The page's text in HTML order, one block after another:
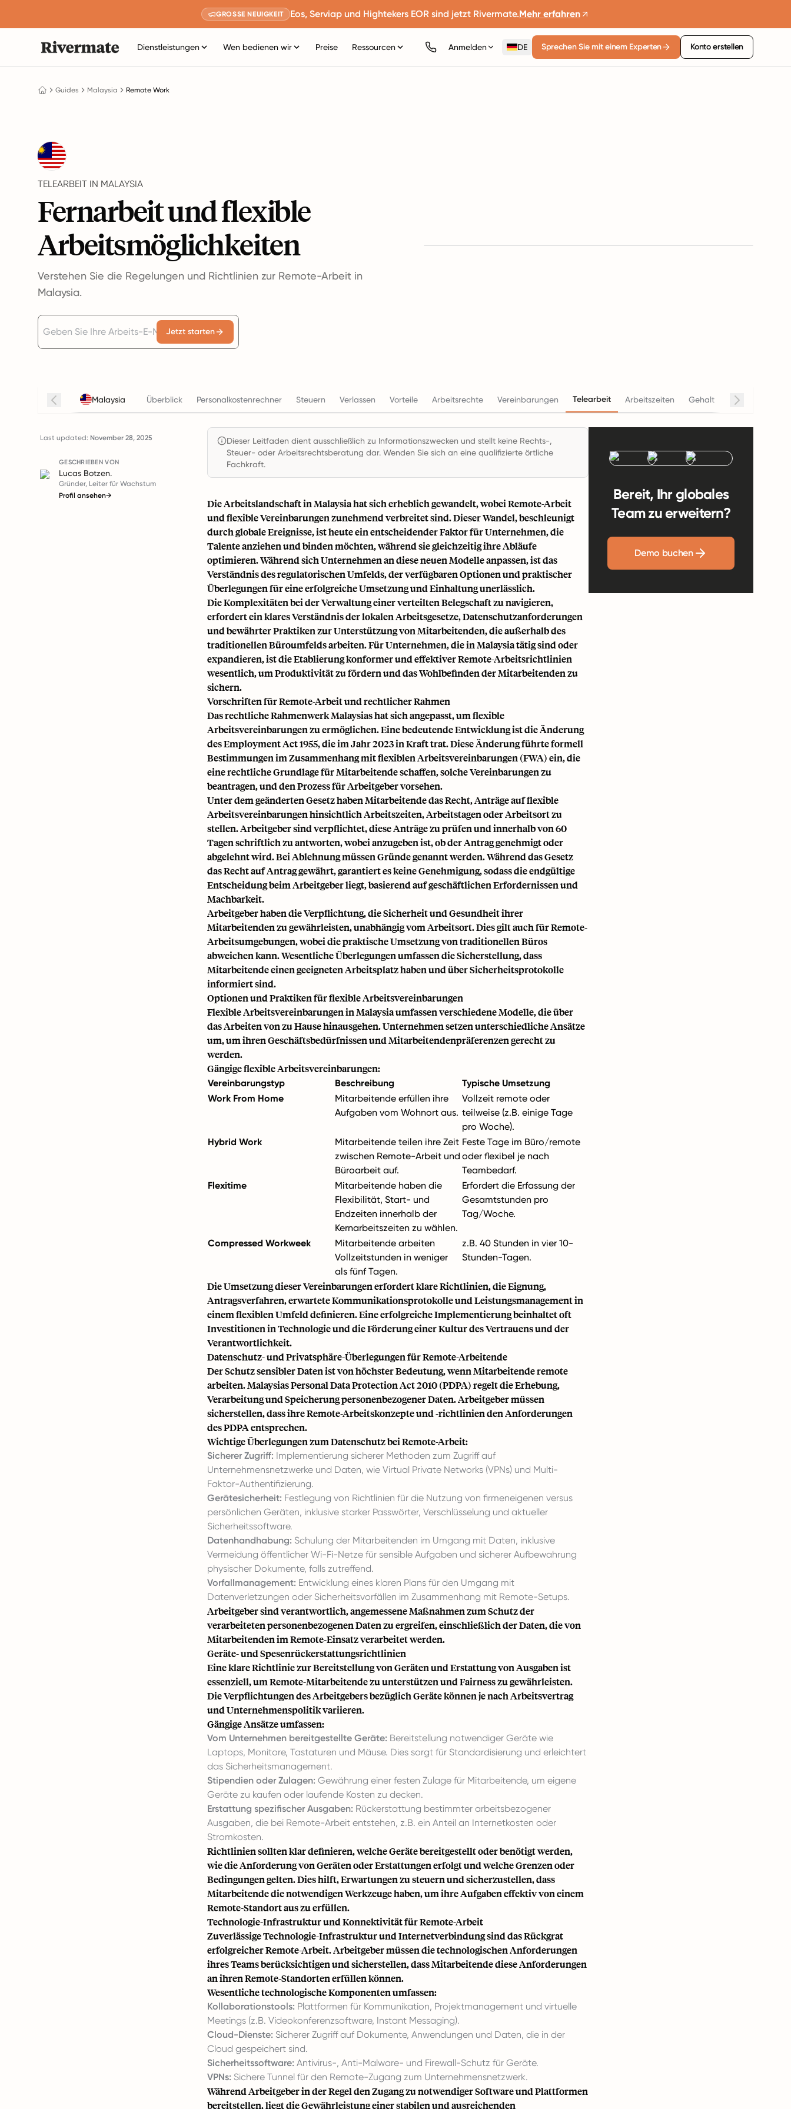
GROSSE NEUIGKEIT Eos, Serviap und Hightekers EOR sind jetzt Rivermate.Mehr erfahren
Dienstleistungen Wen bedienen wir Preise Ressourcen Anmelden DE Sprechen Sie mit einem Experten Konto erstellen
Guides Malaysia Remote Work
TELEARBEIT IN MALAYSIA
Fernarbeit und flexible
Arbeitsmöglichkeiten
Verstehen Sie die Regelungen und Richtlinien zur Remote-Arbeit in
Malaysia.
Jetzt starten
Malaysia Überblick Personalkostenrechner Steuern Verlassen Vorteile Arbeitsrechte Vereinbarungen Telearbeit Arbeitszeiten Gehalt Beendigung
Last updated: November 28, 2025
GESCHRIEBEN VON
Lucas Botzen.
Gründer, Leiter für Wachstum
Profil ansehen→
Dieser Leitfaden dient ausschließlich zu Informationszwecken und stellt keine Rechts-,
Steuer- oder Arbeitsrechtsberatung dar. Wenden Sie sich an eine qualifizierte örtliche
Fachkraft.
Die Arbeitslandschaft in Malaysia hat sich erheblich gewandelt, wobei Remote-Arbeit
und flexible Vereinbarungen zunehmend verbreitet sind. Dieser Wandel, beschleunigt
durch globale Ereignisse, ist heute ein entscheidender Faktor für Unternehmen, die
Talente anziehen und binden möchten, während sie gleichzeitig ihre Abläufe
optimieren. Während sich Unternehmen an diese neuen Modelle anpassen, ist das
Verständnis des regulatorischen Umfelds, der verfügbaren Optionen und praktischer
Überlegungen für eine erfolgreiche Umsetzung und Einhaltung unerlässlich.
Die Komplexitäten bei der Verwaltung einer verteilten Belegschaft zu navigieren,
erfordert ein klares Verständnis der lokalen Arbeitsgesetze, Datenschutzanforderungen
und bewährter Praktiken zur Unterstützung von Mitarbeitenden, die außerhalb des
traditionellen Büroumfelds arbeiten. Für Unternehmen, die in Malaysia tätig sind oder
expandieren, ist die Etablierung konformer und effektiver Remote-Arbeitsrichtlinien
wesentlich, um Produktivität zu fördern und das Wohlbefinden der Mitarbeitenden zu
sichern.
Vorschriften für Remote-Arbeit und rechtlicher Rahmen
Das rechtliche Rahmenwerk Malaysias hat sich angepasst, um flexible
Arbeitsvereinbarungen zu ermöglichen. Eine bedeutende Entwicklung ist die Änderung
des Employment Act 1955, die im Jahr 2023 in Kraft trat. Diese Änderung führte formell
Bestimmungen im Zusammenhang mit flexiblen Arbeitsvereinbarungen (FWA) ein, die
eine rechtliche Grundlage für Mitarbeitende schaffen, solche Vereinbarungen zu
beantragen, und den Prozess für Arbeitgeber vorsehen.
Unter dem geänderten Gesetz haben Mitarbeitende das Recht, Anträge auf flexible
Arbeitsvereinbarungen hinsichtlich Arbeitszeiten, Arbeitstagen oder Arbeitsort zu
stellen. Arbeitgeber sind verpflichtet, diese Anträge zu prüfen und innerhalb von 60
Tagen schriftlich zu antworten, wobei anzugeben ist, ob der Antrag genehmigt oder
abgelehnt wird. Bei Ablehnung müssen Gründe genannt werden. Während das Gesetz
das Recht auf Antrag gewährt, garantiert es keine Genehmigung, sodass die endgültige
Entscheidung beim Arbeitgeber liegt, basierend auf geschäftlichen Erfordernissen und
Machbarkeit.
Arbeitgeber haben die Verpflichtung, die Sicherheit und Gesundheit ihrer
Mitarbeitenden zu gewährleisten, unabhängig vom Arbeitsort. Dies gilt auch für Remote-
Arbeitsumgebungen, wobei die praktische Umsetzung von traditionellen Büros
abweichen kann. Wesentliche Überlegungen umfassen die Sicherstellung, dass
Mitarbeitende einen geeigneten Arbeitsplatz haben und über Sicherheitsprotokolle
informiert sind.
Optionen und Praktiken für flexible Arbeitsvereinbarungen
Flexible Arbeitsvereinbarungen in Malaysia umfassen verschiedene Modelle, die über
das Arbeiten von zu Hause hinausgehen. Unternehmen setzen unterschiedliche Ansätze
um, um ihren Geschäftsbedürfnissen und Mitarbeitendenpräferenzen gerecht zu
werden.
Gängige flexible Arbeitsvereinbarungen:
Vereinbarungstyp Beschreibung
Typische Umsetzung
Work From Home
Mitarbeitende erfüllen ihre
Aufgaben vom Wohnort aus.
Vollzeit remote oder
teilweise (z.B. einige Tage
pro Woche).
Hybrid Work
Mitarbeitende teilen ihre Zeit
zwischen Remote-Arbeit und
Büroarbeit auf.
Feste Tage im Büro/remote
oder flexibel je nach
Teambedarf.
Flexitime
Mitarbeitende haben die
Flexibilität, Start- und
Endzeiten innerhalb der
Kernarbeitszeiten zu wählen.
Erfordert die Erfassung der
Gesamtstunden pro
Tag/Woche.
Compressed Workweek
Mitarbeitende arbeiten
Vollzeitstunden in weniger
als fünf Tagen.
z.B. 40 Stunden in vier 10-
Stunden-Tagen.
Die Umsetzung dieser Vereinbarungen erfordert klare Richtlinien, die Eignung,
Antragsverfahren, erwartete Kommunikationsprotokolle und Leistungsmanagement in
einem flexiblen Umfeld definieren. Eine erfolgreiche Implementierung beinhaltet oft
Investitionen in Technologie und die Förderung einer Kultur des Vertrauens und der
Verantwortlichkeit.
Datenschutz- und Privatsphäre-Überlegungen für Remote-Arbeitende
Der Schutz sensibler Daten ist von höchster Bedeutung, wenn Mitarbeitende remote
arbeiten. Malaysias Personal Data Protection Act 2010 (PDPA) regelt die Erhebung,
Verarbeitung und Speicherung personenbezogener Daten. Arbeitgeber müssen
sicherstellen, dass ihre Remote-Arbeitskonzepte und -richtlinien den Anforderungen
des PDPA entsprechen.
Wichtige Überlegungen zum Datenschutz bei Remote-Arbeit:
Sicherer Zugriff: Implementierung sicherer Methoden zum Zugriff auf
Unternehmensnetzwerke und Daten, wie Virtual Private Networks (VPNs) und Multi-
Faktor-Authentifizierung.
Gerätesicherheit: Festlegung von Richtlinien für die Nutzung von firmeneigenen versus
persönlichen Geräten, inklusive starker Passwörter, Verschlüsselung und aktueller
Sicherheitssoftware.
Datenhandhabung: Schulung der Mitarbeitenden im Umgang mit Daten, inklusive
Vermeidung öffentlicher Wi-Fi-Netze für sensible Aufgaben und sicherer Aufbewahrung
physischer Dokumente, falls zutreffend.
Vorfallmanagement: Entwicklung eines klaren Plans für den Umgang mit
Datenverletzungen oder Sicherheitsvorfällen im Zusammenhang mit Remote-Setups.
Arbeitgeber sind verantwortlich, angemessene Maßnahmen zum Schutz der
verarbeiteten personenbezogenen Daten zu ergreifen, einschließlich der Daten, die von
Mitarbeitenden im Remote-Einsatz verarbeitet werden.
Geräte- und Spesenrückerstattungsrichtlinien
Eine klare Richtlinie zur Bereitstellung von Geräten und Erstattung von Ausgaben ist
essenziell, um Remote-Mitarbeitende zu unterstützen und Fairness zu gewährleisten.
Die Verpflichtungen des Arbeitgebers bezüglich Geräte können je nach Arbeitsvertrag
und Unternehmenspolitik variieren.
Gängige Ansätze umfassen:
Vom Unternehmen bereitgestellte Geräte: Bereitstellung notwendiger Geräte wie
Laptops, Monitore, Tastaturen und Mäuse. Dies sorgt für Standardisierung und erleichtert
das Sicherheitsmanagement.
Stipendien oder Zulagen: Gewährung einer festen Zulage für Mitarbeitende, um eigene
Geräte zu kaufen oder laufende Kosten zu decken.
Erstattung spezifischer Ausgaben: Rückerstattung bestimmter arbeitsbezogener
Ausgaben, die bei Remote-Arbeit entstehen, z.B. ein Anteil an Internetkosten oder
Stromkosten.
Richtlinien sollten klar definieren, welche Geräte bereitgestellt oder benötigt werden,
wie die Anforderung von Geräten oder Erstattungen erfolgt und welche Grenzen oder
Bedingungen gelten. Dies hilft, Erwartungen zu steuern und sicherzustellen, dass
Mitarbeitende die notwendigen Werkzeuge haben, um ihre Aufgaben effektiv von einem
Remote-Standort aus zu erfüllen.
Technologie-Infrastruktur und Konnektivität für Remote-Arbeit
Zuverlässige Technologie-Infrastruktur und Internetverbindung sind das Rückgrat
erfolgreicher Remote-Arbeit. Arbeitgeber müssen die technologischen Anforderungen
ihres Teams berücksichtigen und sicherstellen, dass Mitarbeitende diese Anforderungen
an ihren Remote-Standorten erfüllen können.
Wesentliche technologische Komponenten umfassen:
Kollaborationstools: Plattformen für Kommunikation, Projektmanagement und virtuelle
Meetings (z.B. Videokonferenzsoftware, Instant Messaging).
Cloud-Dienste: Sicherer Zugriff auf Dokumente, Anwendungen und Daten, die in der
Cloud gespeichert sind.
Sicherheitssoftware: Antivirus-, Anti-Malware- und Firewall-Schutz für Geräte.
VPNs: Sichere Tunnel für den Remote-Zugang zum Unternehmensnetzwerk.
Während Arbeitgeber in der Regel den Zugang zu notwendiger Software und Plattformen
bereitstellen, liegt die Gewährleistung einer stabilen und ausreichenden
Bereit, Ihr globales
Team zu erweitern?
Demo buchen